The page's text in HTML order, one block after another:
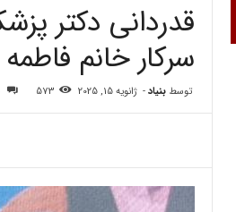
قدردانی دکتر
سرکار خانم
توسط بنیاد- ژانویه 15, 2025 573